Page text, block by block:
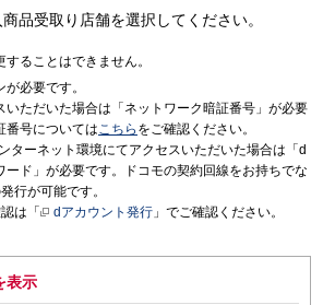
品受取り店舗を選択してください。
ることはできません。
必要です。
いただいた場合は「ネットワーク暗証番号」が必要
番号についてはこちら をご確認ください。
ターネット環境にてアクセスいただいた場合は「d
ード」が必要です。ドコモの契約回線をお持ちでな
行が可能です。
は「
dアカウント発行 」でご確認ください。
表示